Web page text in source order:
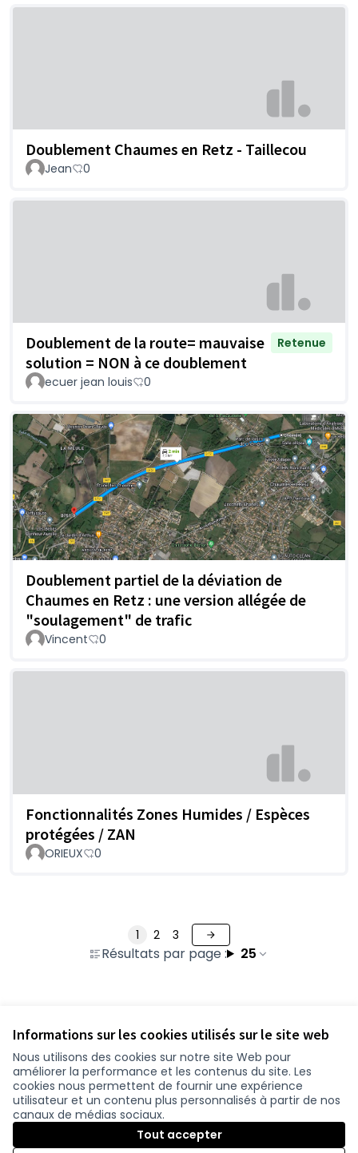
Informations sur les cookies utilisés sur le site web
Nous utilisons des cookies sur notre site Web pour
améliorer la performance et les contenus du site. Les
cookies nous permettent de fournir une expérience
utilisateur et un contenu plus personnalisés à partir de nos
canaux de médias sociaux.
Tout accepter
Doublement Chaumes en Retz - Taillecou
Jean 0
Doublement de la route= mauvaise
solution = NON à ce doublement
Retenue
ecuer jean louis 0
Doublement partiel de la déviation de
Chaumes en Retz : une version allégée de
"soulagement" de trafic
Vincent 0
Fonctionnalités Zones Humides / Espèces
protégées / ZAN
ORIEUX 0
Résultats par page : 25
1 2 3
Conditions d'utilisation
Paramètres des cookies
participer.loire-atlantique.fr sur Facebook
(Lien externe)
participer.loire-atlantique.fr sur Instagram
participer.loire-atlantique.fr sur YouTube
(Lien externe)